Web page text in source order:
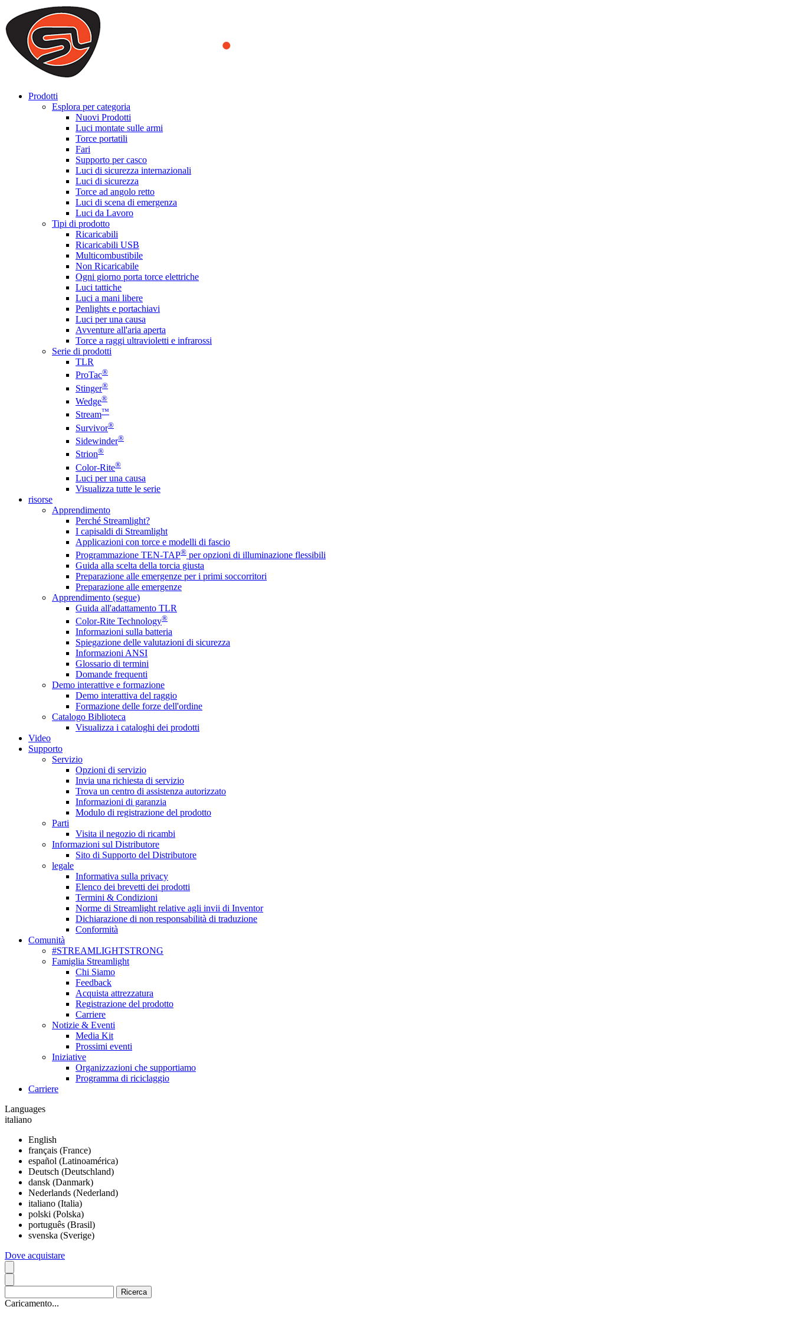
We use cookies to ensure that we provide you the best experience on our website. By continuing to browse this website, you accept that cookies are used to help us analyze how the website is used and to offer
you a better experience. To learn more or to find out how you can disable cookies, you can access our
ACCEPT AND CLOSE
Prodotti
Esplora per categoria
Nuovi Prodotti
Luci montate sulle armi
Torce portatili
Fari
Supporto per casco
Luci di sicurezza internazionali
Luci di sicurezza
Torce ad angolo retto
Luci di scena di emergenza
Luci da Lavoro
Tipi di prodotto
Ricaricabili
Ricaricabili USB
Multicombustibile
Non Ricaricabile
Ogni giorno porta torce elettriche
Luci tattiche
Luci a mani libere
Penlights e portachiavi
Luci per una causa
Avventure all'aria aperta
Torce a raggi ultravioletti e infrarossi
Serie di prodotti
TLR
ProTac®
Stinger®
Wedge®
Stream™
Survivor®
Sidewinder®
Strion®
Color-Rite®
Luci per una causa
Visualizza tutte le serie
risorse
Apprendimento
Perché Streamlight?
I capisaldi di Streamlight
Applicazioni con torce e modelli di fascio
Programmazione TEN-TAP® per opzioni di illuminazione flessibili
Guida alla scelta della torcia giusta
Preparazione alle emergenze per i primi soccorritori
Preparazione alle emergenze
Apprendimento (segue)
Guida all'adattamento TLR
Color-Rite Technology®
Informazioni sulla batteria
Spiegazione delle valutazioni di sicurezza
Informazioni ANSI
Glossario di termini
Domande frequenti
Demo interattive e formazione
Demo interattiva del raggio
Formazione delle forze dell'ordine
Catalogo Biblioteca
Visualizza i cataloghi dei prodotti
Video
Supporto
Servizio
Opzioni di servizio
Invia una richiesta di servizio
Trova un centro di assistenza autorizzato
Informazioni di garanzia
Modulo di registrazione del prodotto
Parti
Visita il negozio di ricambi
Informazioni sul Distributore
Sito di Supporto del Distributore
legale
Informativa sulla privacy
Elenco dei brevetti dei prodotti
Termini & Condizioni
Norme di Streamlight relative agli invii di Inventor
Dichiarazione di non responsabilità di traduzione
Conformità
Comunità
#STREAMLIGHTSTRONG
Famiglia Streamlight
Chi Siamo
Feedback
Acquista attrezzatura
Registrazione del prodotto
Carriere
Notizie & Eventi
Media Kit
Prossimi eventi
Iniziative
Organizzazioni che supportiamo
Programma di riciclaggio
Carriere
Languages
italiano
English
français (France)
español (Latinoamérica)
Deutsch (Deutschland)
dansk (Danmark)
Nederlands (Nederland)
italiano (Italia)
polski (Polska)
português (Brasil)
svenska (Sverige)
Dove acquistare
Caricamento...